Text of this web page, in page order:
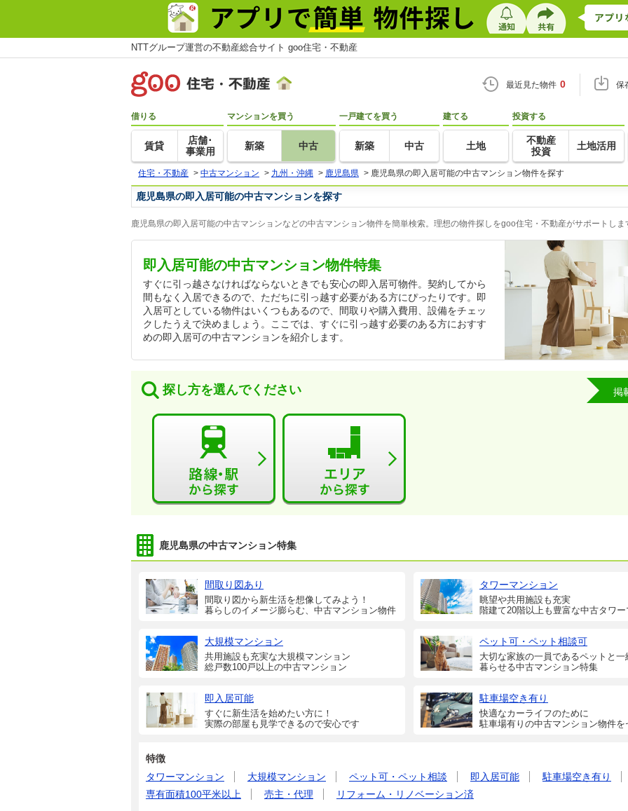
NTTグループ運営の不動産総合サイト goo住宅・不動産
最近見た物件 0 保
借りる
賃貸
店舗･
事業用
マンションを買う
新築 中古
一戸建てを買う
新築 中古
建てる
土地
投資する
不動産
投資
土地活用
住宅・不動産 > 中古マンション > 九州・沖縄 > 鹿児島県 > 鹿児島県の即入居可能の中古マンション物件を探す
鹿児島県の即入居可能の中古マンションを探す
鹿児島県の即入居可能の中古マンションなどの中古マンション物件を簡単検索。理想の物件探しをgoo住宅・不動産がサポートしま
即入居可能の中古マンション物件特集
すぐに引っ越さなければならないときでも安心の即入居可物件。契約してから
間もなく入居できるので、ただちに引っ越す必要がある方にぴったりです。即
入居可としている物件はいくつもあるので、間取りや購入費用、設備をチェッ
クしたうえで決めましょう。ここでは、すぐに引っ越す必要のある方におすす
めの即入居可の中古マンションを紹介します。
探し方を選んでください 掲
鹿児島県の中古マンション特集
間取り図あり
間取り図から新生活を想像してみよう！
暮らしのイメージ膨らむ、中古マンション物件
タワーマンション
眺望や共用施設も充実
階建て20階以上も豊富な中古タワ
大規模マンション
共用施設も充実な大規模マンション
総戸数100戸以上の中古マンション
ペット可・ペット相談可
大切な家族の一員であるペットと一
暮らせる中古マンション特集
即入居可能
すぐに新生活を始めたい方に！
実際の部屋も見学できるので安心です
駐車場空き有り
快適なカーライフのために
駐車場有りの中古マンション物件を
特徴
タワーマンション
大規模マンション ペット可・ペット相談 即入居可能
駐車場空き有り
専有面積100平米以上
売主・代理 リフォーム・リノベーション済